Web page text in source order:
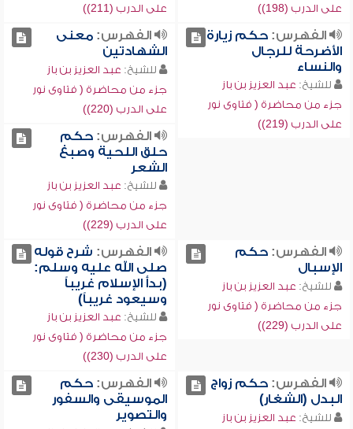
على الدرب (198))
على الدرب (211))
الفهرس:حكم زيارة
الأضرحة للرجال
والنساء
للشيخ: عبد العزيز بن باز
جزء من محاضرة ( فتاوى نور
على الدرب (219))
الفهرس:معنى
الشهادتين
للشيخ: عبد العزيز بن باز
جزء من محاضرة ( فتاوى نور
على الدرب (220))
الفهرس:حكم
حلق اللحية وصبغ
الشعر
للشيخ: عبد العزيز بن باز
جزء من محاضرة ( فتاوى نور
على الدرب (229))
الفهرس:حكم
الإسبال
للشيخ: عبد العزيز بن باز
جزء من محاضرة ( فتاوى نور
على الدرب (229))
الفهرس: شرح قوله
صلى الله عليه وسلم:
(بدأ الإسلام غريباً
وسيعود غريباً)
للشيخ: عبد العزيز بن باز
جزء من محاضرة ( فتاوى نور
على الدرب (230))
الفهرس:حكم زواج
البدل (الشغار)
للشيخ: عبد العزيز بن باز
الفهرس:حكم
الموسيقى والسفور
والتصوير